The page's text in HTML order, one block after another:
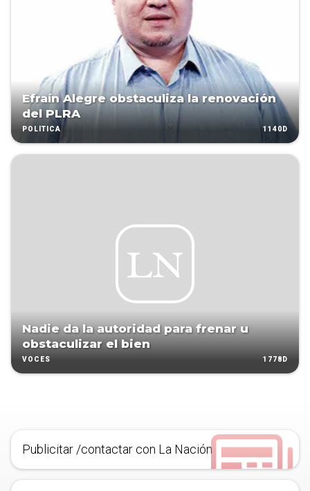
Efraín Alegre obstaculiza la renovación
del PLRA
POLÍTICA 1140D
Nadie da la autoridad para frenar u
obstaculizar el bien
VOCES 1778D
Publicitar /contactar con La Nación